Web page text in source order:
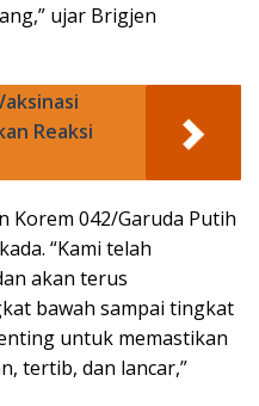
ujar Brigjen
Reaksi
Korem 042/Garuda Putih
“Kami telah
akan terus
bawah sampai tingkat
untuk memastikan
tertib, dan lancar,”